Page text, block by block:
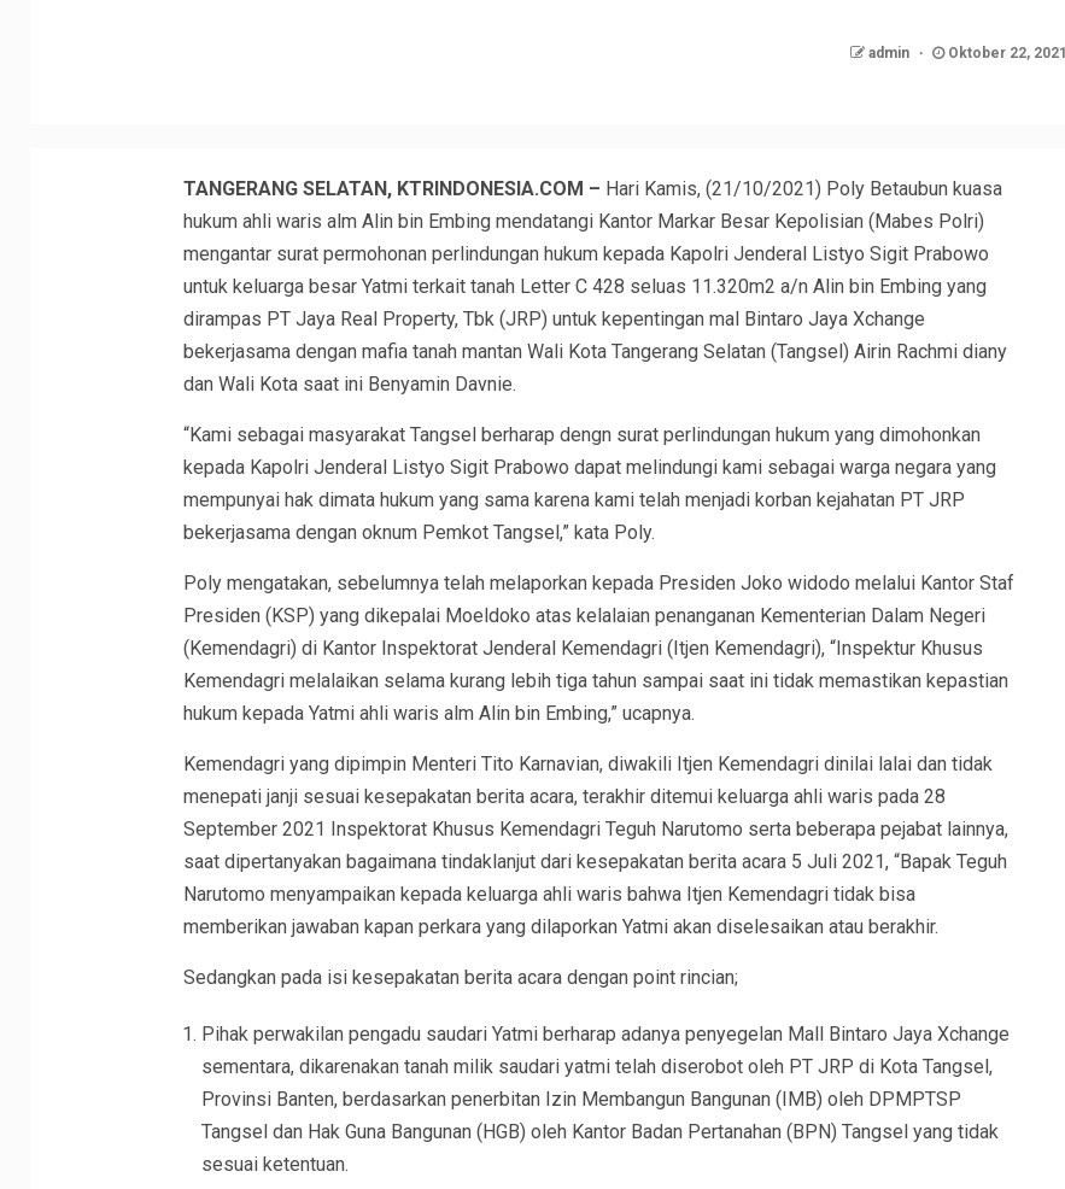
admin Oktober 22, 2021
TANGERANG SELATAN, KTRINDONESIA.COM – Hari Kamis, (21/10/2021) Poly Betaubun kuasa
hukum ahli waris alm Alin bin Embing mendatangi Kantor Markar Besar Kepolisian (Mabes Polri)
mengantar surat permohonan perlindungan hukum kepada Kapolri Jenderal Listyo Sigit Prabowo
untuk keluarga besar Yatmi terkait tanah Letter C 428 seluas 11.320m2 a/n Alin bin Embing yang
dirampas PT Jaya Real Property, Tbk (JRP) untuk kepentingan mal Bintaro Jaya Xchange
bekerjasama dengan mafia tanah mantan Wali Kota Tangerang Selatan (Tangsel) Airin Rachmi diany
dan Wali Kota saat ini Benyamin Davnie.
“Kami sebagai masyarakat Tangsel berharap dengn surat perlindungan hukum yang dimohonkan
kepada Kapolri Jenderal Listyo Sigit Prabowo dapat melindungi kami sebagai warga negara yang
mempunyai hak dimata hukum yang sama karena kami telah menjadi korban kejahatan PT JRP
bekerjasama dengan oknum Pemkot Tangsel,” kata Poly.
Poly mengatakan, sebelumnya telah melaporkan kepada Presiden Joko widodo melalui Kantor Staf
Presiden (KSP) yang dikepalai Moeldoko atas kelalaian penanganan Kementerian Dalam Negeri
(Kemendagri) di Kantor Inspektorat Jenderal Kemendagri (Itjen Kemendagri), “Inspektur Khusus
Kemendagri melalaikan selama kurang lebih tiga tahun sampai saat ini tidak memastikan kepastian
hukum kepada Yatmi ahli waris alm Alin bin Embing,” ucapnya.
Kemendagri yang dipimpin Menteri Tito Karnavian, diwakili Itjen Kemendagri dinilai lalai dan tidak
menepati janji sesuai kesepakatan berita acara, terakhir ditemui keluarga ahli waris pada 28
September 2021 Inspektorat Khusus Kemendagri Teguh Narutomo serta beberapa pejabat lainnya,
saat dipertanyakan bagaimana tindaklanjut dari kesepakatan berita acara 5 Juli 2021, “Bapak Teguh
Narutomo menyampaikan kepada keluarga ahli waris bahwa Itjen Kemendagri tidak bisa
memberikan jawaban kapan perkara yang dilaporkan Yatmi akan diselesaikan atau berakhir.
Sedangkan pada isi kesepakatan berita acara dengan point rincian;
Pihak perwakilan pengadu saudari Yatmi berharap adanya penyegelan Mall Bintaro Jaya Xchange
sementara, dikarenakan tanah milik saudari yatmi telah diserobot oleh PT JRP di Kota Tangsel,
Provinsi Banten, berdasarkan penerbitan Izin Membangun Bangunan (IMB) oleh DPMPTSP
Tangsel dan Hak Guna Bangunan (HGB) oleh Kantor Badan Pertanahan (BPN) Tangsel yang tidak
sesuai ketentuan.